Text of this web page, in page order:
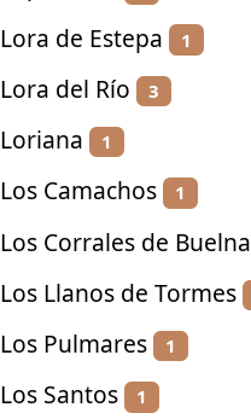
Lora de Estepa 1
Lora del Río 3
Loriana 1
Los Camachos 1
Los Corrales de Buelna
Los Llanos de Tormes
Los Pulmares 1
Los Santos 1